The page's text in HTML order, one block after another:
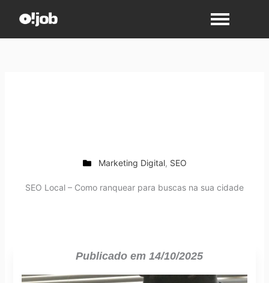
Marketing Digital, SEO
SEO Local – Como ranquear para buscas na sua cidade
Publicado em 14/10/2025